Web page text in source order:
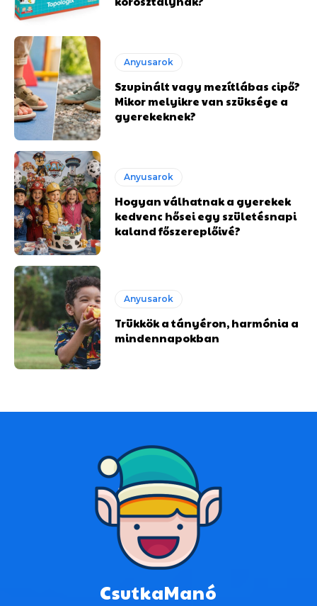
Anyusarok
Szupinált vagy mezítlábas cipő?
Mikor melyikre van szüksége a
gyerekeknek?
Anyusarok
Hogyan válhatnak a gyerekek
kedvenc hősei egy születésnapi
kaland főszereplőivé?
Anyusarok
Trükkök a tányéron, harmónia a
mindennapokban
CsutkaManó